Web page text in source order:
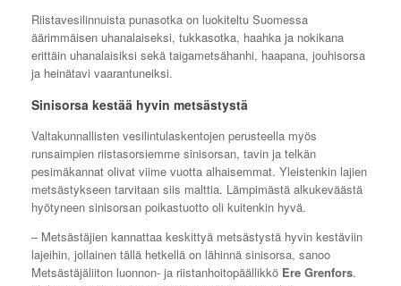
Riistavesilinnuista punasotka on luokiteltu Suomessa
äärimmäisen uhanalaiseksi, tukkasotka, haahka ja nokikana
erittäin uhanalaisiksi sekä taigametsähanhi, haapana, jouhisorsa
ja heinätavi vaarantuneiksi.
Sinisorsa kestää hyvin metsästystä
Valtakunnallisten vesilintulaskentojen perusteella myös
runsaimpien riistasorsiemme sinisorsan, tavin ja telkän
pesimäkannat olivat viime vuotta alhaisemmat. Yleistenkin lajien
metsästykseen tarvitaan siis malttia. Lämpimästä alkukeväästä
hyötyneen sinisorsan poikastuotto oli kuitenkin hyvä.
– Metsästäjien kannattaa keskittyä metsästystä hyvin kestäviin
lajeihin, jollainen tällä hetkellä on lähinnä sinisorsa, sanoo
Metsästäjäliiton luonnon- ja riistanhoitopäällikkö Ere Grenfors.